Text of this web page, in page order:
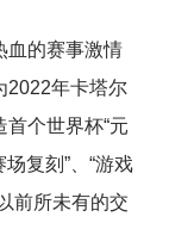
血的赛事激情
2022年卡塔尔
个世界杯“元
复刻”、“游戏
前所未有的交